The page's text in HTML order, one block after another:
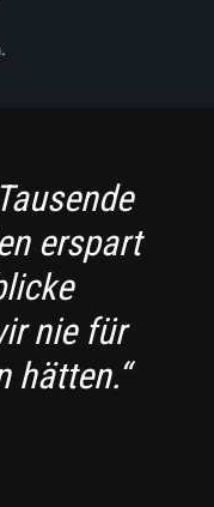
erspart
nie für
hätten.“